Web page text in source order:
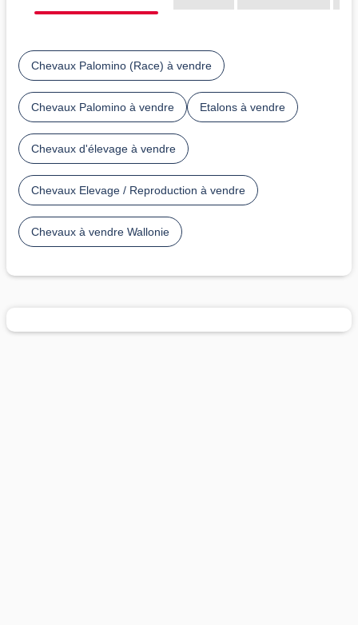
Chevaux Palomino (Race) à vendre
Chevaux Palomino à vendre Etalons à vendre
Chevaux d'élevage à vendre
Chevaux Elevage / Reproduction à vendre
Chevaux à vendre Wallonie